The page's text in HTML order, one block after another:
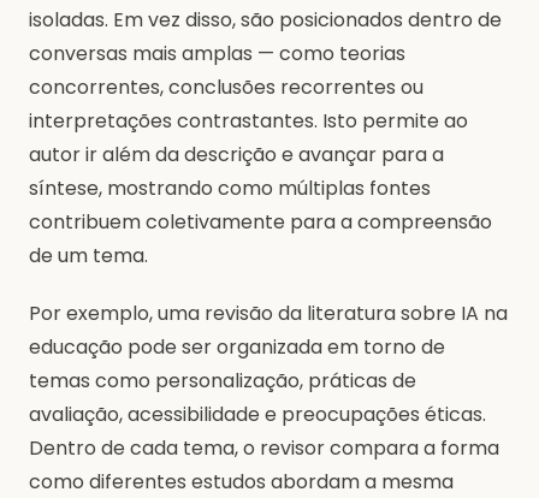
isoladas. Em vez disso, são posicionados dentro de
conversas mais amplas — como teorias
concorrentes, conclusões recorrentes ou
interpretações contrastantes. Isto permite ao
autor ir além da descrição e avançar para a
síntese, mostrando como múltiplas fontes
contribuem coletivamente para a compreensão
de um tema.
Por exemplo, uma revisão da literatura sobre IA na
educação pode ser organizada em torno de
temas como personalização, práticas de
avaliação, acessibilidade e preocupações éticas.
Dentro de cada tema, o revisor compara a forma
como diferentes estudos abordam a mesma